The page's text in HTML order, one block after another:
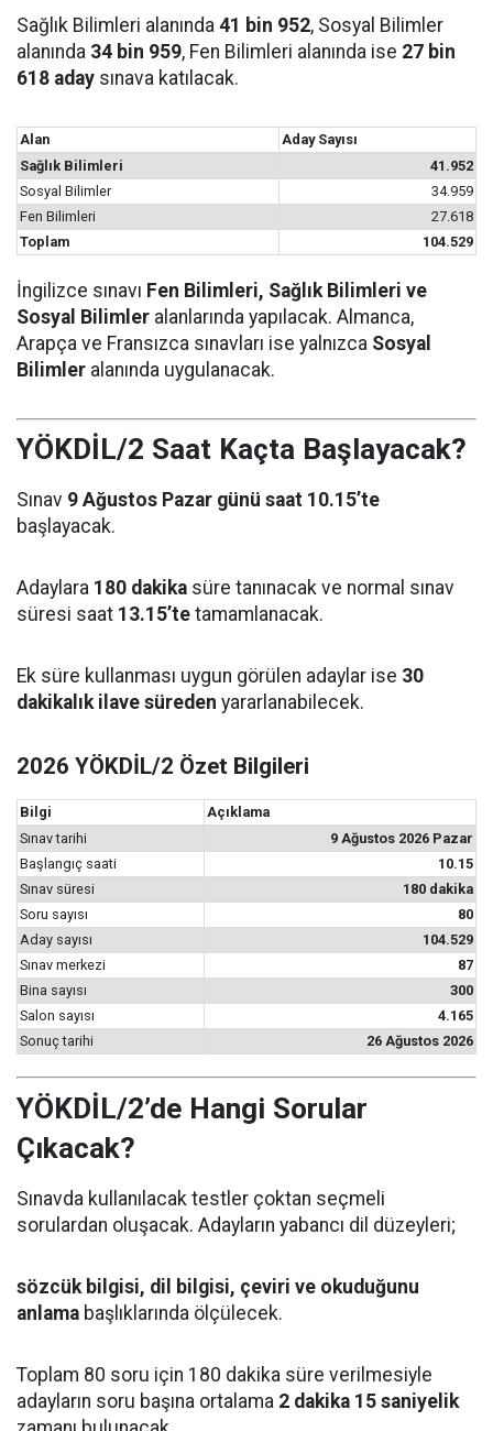
Sağlık Bilimleri alanında 41 bin 952, Sosyal Bilimler
alanında 34 bin 959, Fen Bilimleri alanında ise 27 bin
618 aday sınava katılacak.
Alan
Aday Sayısı
Sağlık Bilimleri
41.952
Sosyal Bilimler
34.959
Fen Bilimleri
27.618
Toplam
104.529
İngilizce sınavı Fen Bilimleri, Sağlık Bilimleri ve
Sosyal Bilimler alanlarında yapılacak. Almanca,
Arapça ve Fransızca sınavları ise yalnızca Sosyal
Bilimler alanında uygulanacak.
YÖKDİL/2 Saat Kaçta Başlayacak?
Sınav 9 Ağustos Pazar günü saat 10.15’te
başlayacak.
Adaylara 180 dakika süre tanınacak ve normal sınav
süresi saat 13.15’te tamamlanacak.
Ek süre kullanması uygun görülen adaylar ise 30
dakikalık ilave süreden yararlanabilecek.
2026 YÖKDİL/2 Özet Bilgileri
Bilgi
Açıklama
Sınav tarihi
9 Ağustos 2026 Pazar
Başlangıç saati
10.15
Sınav süresi
180 dakika
Soru sayısı
80
Aday sayısı
104.529
Sınav merkezi
87
Bina sayısı
300
Salon sayısı
4.165
Sonuç tarihi
26 Ağustos 2026
YÖKDİL/2’de Hangi Sorular
Çıkacak?
Sınavda kullanılacak testler çoktan seçmeli
sorulardan oluşacak. Adayların yabancı dil düzeyleri;
sözcük bilgisi, dil bilgisi, çeviri ve okuduğunu
anlama başlıklarında ölçülecek.
Toplam 80 soru için 180 dakika süre verilmesiyle
adayların soru başına ortalama 2 dakika 15 saniyelik